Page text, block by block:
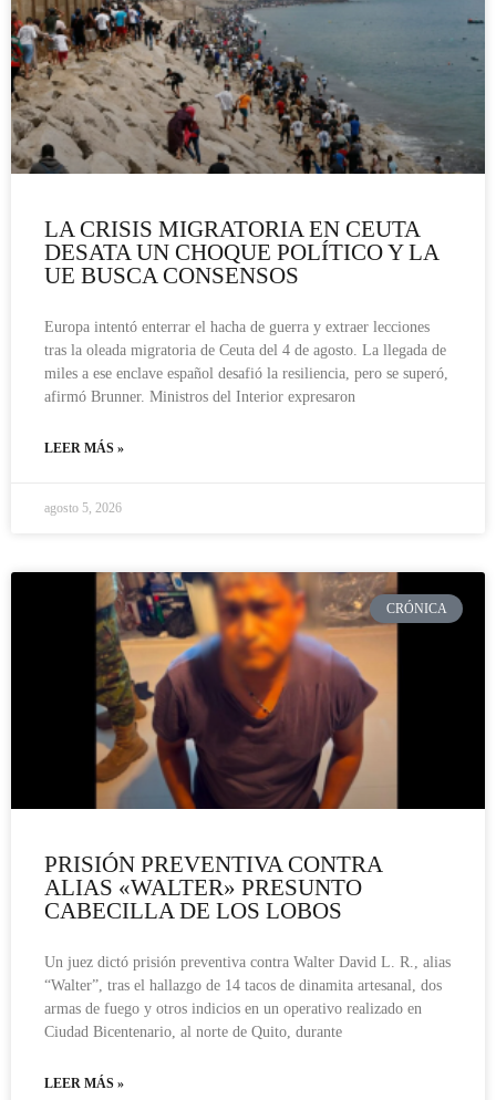
LA CRISIS MIGRATORIA EN CEUTA
DESATA UN CHOQUE POLÍTICO Y LA
UE BUSCA CONSENSOS
Europa intentó enterrar el hacha de guerra y extraer lecciones
tras la oleada migratoria de Ceuta del 4 de agosto. La llegada de
miles a ese enclave español desafió la resiliencia, pero se superó,
afirmó Brunner. Ministros del Interior expresaron
LEER MÁS »
agosto 5, 2026
CRÓNICA
PRISIÓN PREVENTIVA CONTRA
ALIAS «WALTER» PRESUNTO
CABECILLA DE LOS LOBOS
Un juez dictó prisión preventiva contra Walter David L. R., alias
“Walter”, tras el hallazgo de 14 tacos de dinamita artesanal, dos
armas de fuego y otros indicios en un operativo realizado en
Ciudad Bicentenario, al norte de Quito, durante
LEER MÁS »